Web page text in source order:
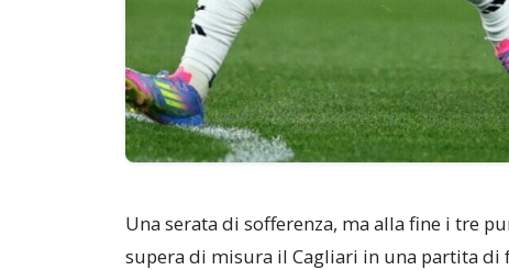
Una serata di sofferenza, ma alla fine i tre
supera di misura il Cagliari in una partita